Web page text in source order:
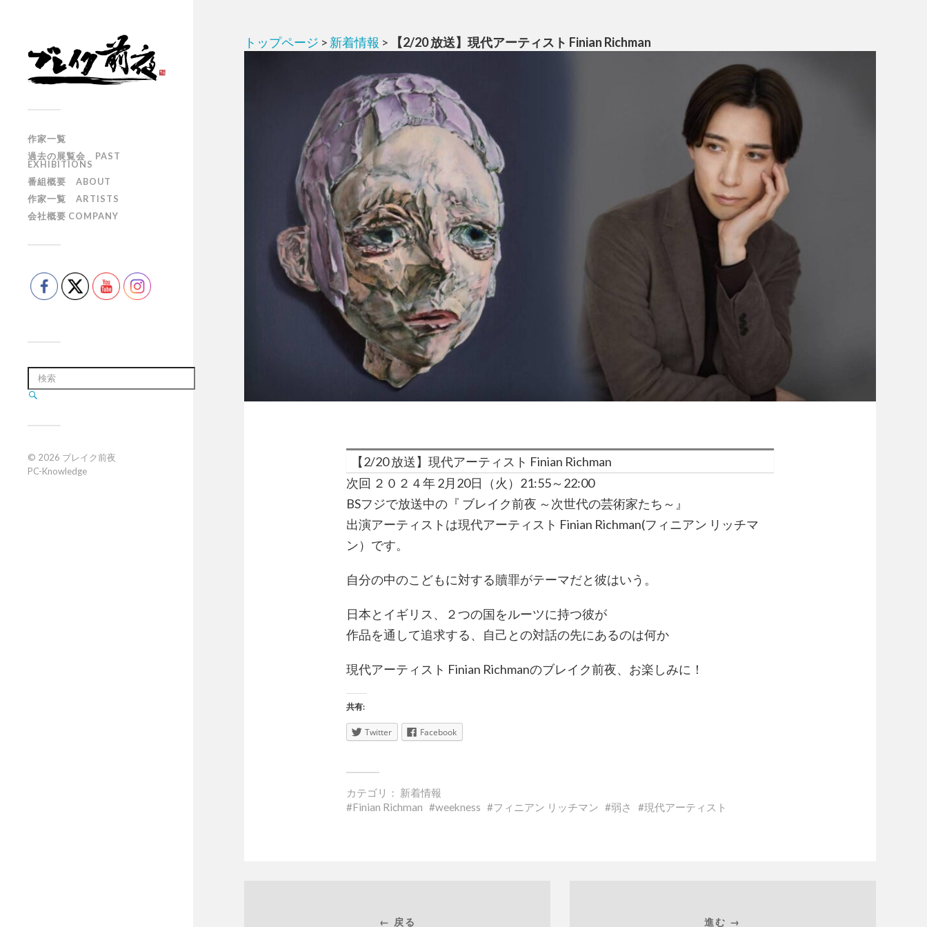
作家一覧
過去の展覧会 PAST
EXHIBITIONS
番組概要 ABOUT
作家一覧 ARTISTS
会社概要 COMPANY
© 2026 ブレイク前夜
PC-Knowledge
トップページ > 新着情報 > 【2/20 放送】現代アーティスト Finian Richman
【2/20 放送】現代アーティスト Finian Richman
次回 ２０２４年 2月20日（火）21:55～22:00
BSフジで放送中の『 ブレイク前夜 ～次世代の芸術家たち～』
出演アーティストは現代アーティスト Finian Richman(フィニアン リッチマ
ン）です。
自分の中のこどもに対する贖罪がテーマだと彼はいう。
日本とイギリス、２つの国をルーツに持つ彼が
作品を通して追求する、自己との対話の先にあるのは何か
現代アーティスト Finian Richmanのブレイク前夜、お楽しみに！
共有:
Twitter Facebook
カテゴリ： 新着情報
Finian Richman
weekness フィニアン リッチマン 弱さ 現代アーティスト
← 戻る 進む →